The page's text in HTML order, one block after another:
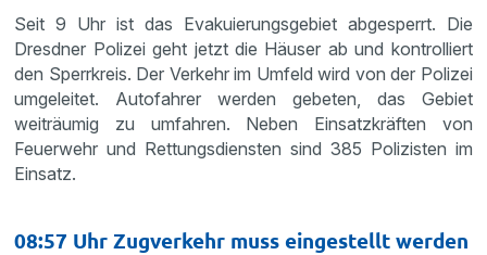
Seit 9 Uhr ist das Evakuierungsgebiet abgesperrt. Die
Dresdner Polizei geht jetzt die Häuser ab und kontrolliert
den Sperrkreis. Der Verkehr im Umfeld wird von der Polizei
umgeleitet. Autofahrer werden gebeten, das Gebiet
weiträumig zu umfahren. Neben Einsatzkräften von
Feuerwehr und Rettungsdiensten sind 385 Polizisten im
Einsatz.
08:57 Uhr Zugverkehr muss eingestellt werden